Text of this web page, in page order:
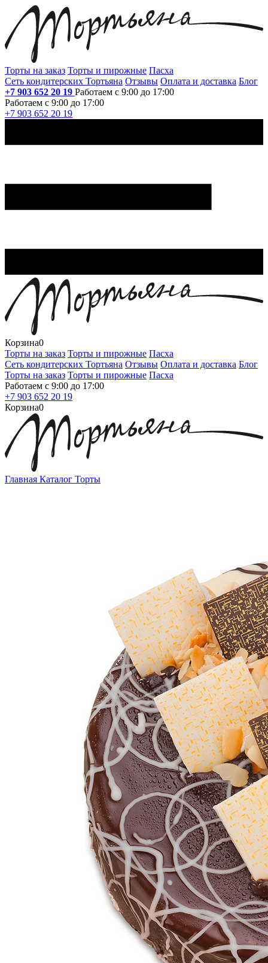
Торты на заказ Торты и пирожные Пасха
Сеть кондитерских Тортьяна Отзывы Оплата и доставка Блог
+7 903 652 20 19 Работаем с 9:00 до 17:00
Работаем с 9:00 до 17:00
+7 903 652 20 19
Корзина0
Торты на заказ Торты и пирожные Пасха
Сеть кондитерских Тортьяна Отзывы Оплата и доставка Блог
Торты на заказ Торты и пирожные Пасха
Работаем с 9:00 до 17:00
+7 903 652 20 19
Корзина0
Главная Каталог Торты